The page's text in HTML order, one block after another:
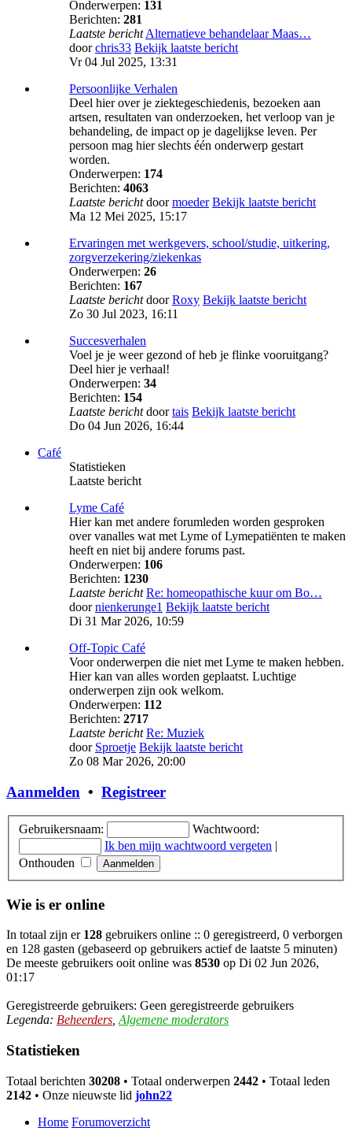
Onderwerpen: 131
Berichten: 281
Laatste bericht Alternatieve behandelaar Maas…
doorchris33 Bekijk laatste bericht
Vr 04 Jul 2025, 13:31
Persoonlijke Verhalen
Deel hier over je ziektegeschiedenis, bezoeken aan
artsen, resultaten van onderzoeken, het verloop van je
behandeling, de impact op je dagelijkse leven. Per
persoon mag hier slechts één onderwerp gestart
worden.
Onderwerpen: 174
Berichten: 4063
Laatste bericht doormoeder Bekijk laatste bericht
Ma 12 Mei 2025, 15:17
Ervaringen met werkgevers, school/studie, uitkering,
zorgverzekering/ziekenkas
Onderwerpen: 26
Berichten: 167
Laatste bericht doorRoxy Bekijk laatste bericht
Zo 30 Jul 2023, 16:11
Succesverhalen
Voel je je weer gezond of heb je flinke vooruitgang?
Deel hier je verhaal!
Onderwerpen: 34
Berichten: 154
Laatste bericht doortais Bekijk laatste bericht
Do 04 Jun 2026, 16:44
Café
Statistieken
Laatste bericht
Lyme Café
Hier kan met andere forumleden worden gesproken
over vanalles wat met Lyme of Lymepatiënten te maken
heeft en niet bij andere forums past.
Onderwerpen: 106
Berichten: 1230
Laatste bericht Re: homeopathische kuur om Bo…
doornienkerunge1 Bekijk laatste bericht
Di 31 Mar 2026, 10:59
Off-Topic Café
Voor onderwerpen die niet met Lyme te maken hebben.
Hier kan van alles worden geplaatst. Luchtige
onderwerpen zijn ook welkom.
Onderwerpen: 112
Berichten: 2717
Laatste bericht Re: Muziek
door Sproetje Bekijk laatste bericht
Zo 08 Mar 2026, 20:00
Aanmelden • Registreer
Gebruikersnaam:
Wachtwoord:
Ik ben mijn wachtwoord vergeten |
Onthouden
Wie is er online
In totaal zijn er 128 gebruikers online :: 0 geregistreerd, 0 verborgen
en 128 gasten (gebaseerd op gebruikers actief de laatste 5 minuten)
De meeste gebruikers ooit online was 8530 op Di 02 Jun 2026,
01:17
Geregistreerde gebruikers: Geen geregistreerde gebruikers
Legenda: Beheerders Algemene moderators
Statistieken
Totaal berichten 30208 • Totaal onderwerpen 2442 • Totaal leden
2142 • Onze nieuwste lid john22
Home Forumoverzicht